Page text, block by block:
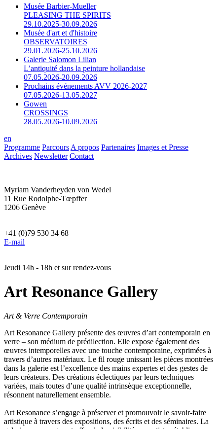
Musée Barbier-Mueller
PLEASING THE SPIRITS
29.10.2025-30.09.2026
Musée d'art et d'histoire
OBSERVATOIRES
29.01.2026-25.10.2026
Galerie Salomon Lilian
L’antiquité dans la peinture hollandaise
07.05.2026-20.09.2026
Prochains événements AVV 2026-2027
07.05.2026-13.05.2027
Gowen
CROSSINGS
28.05.2026-10.09.2026
en
Programme Parcours A propos Partenaires Images et Presse
Archives Newsletter Contact
Myriam Vanderheyden von Wedel
11 Rue Rodolphe-Tœpffer
1206 Genève
+41 (0)79 530 34 68
E-mail
Jeudi 14h - 18h et sur rendez-vous
Art Resonance Gallery
Art & Verre Contemporain
Art Resonance Gallery présente des œuvres d’art contemporain en
verre – son médium de prédilection. Elle expose également des
œuvres intemporelles avec une touche contemporaine, exprimées à
travers d’autres matériaux. Le fil rouge unissant les pièces montrées
dans la galerie est l’excellence des mains expertes et des gestes de
leurs créateurs. Des créations éclectiques par leurs techniques
variées, mais toutes d’une qualité intrinsèque exceptionnelle,
résonnent naturellement ensemble.
Art Resonance s’engage à préserver et promouvoir le savoir-faire
artistique à travers des expositions, des écrits et des séminaires. La